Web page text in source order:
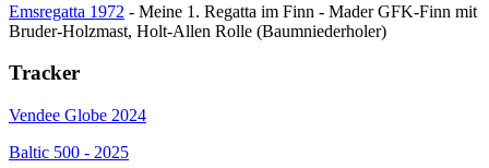
Emsregatta 1972 - Meine 1. Regatta im Finn - Mader GFK-Finn mit
Bruder-Holzmast, Holt-Allen Rolle (Baumniederholer)
Tracker
Vendee Globe 2024
Baltic 500 - 2025